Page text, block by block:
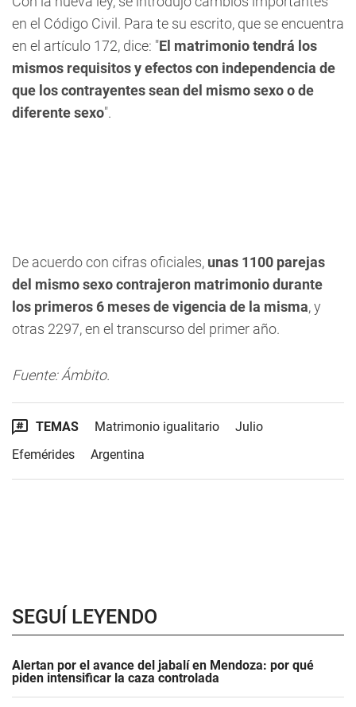
en el Código Civil. Para te su escrito, que se encuentra
en el artículo 172, dice: "El matrimonio tendrá los
mismos requisitos y efectos con independencia de
que los contrayentes sean del mismo sexo o de
diferente sexo".
De acuerdo con cifras oficiales, unas 1100 parejas
del mismo sexo contrajeron matrimonio durante
los primeros 6 meses de vigencia de la misma, y
otras 2297, en el transcurso del primer año.
Fuente: Ámbito.
TEMAS Matrimonio igualitario
Julio
Efemérides
Argentina
SEGUÍ LEYENDO
Alertan por el avance del jabalí en Mendoza: por qué
piden intensificar la caza controlada